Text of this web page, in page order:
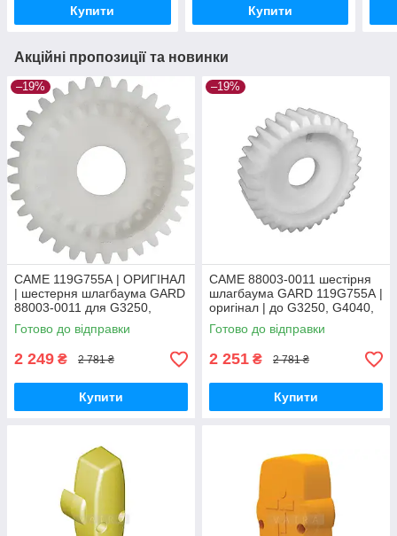
Купити Купити
Акційні пропозиції та новинки
–19%
CAME 119G755А | ОРИГІНАЛ
| шестерня шлагбаума GARD
88003-0011 для G3250,
G4040, G6500, G4000, G6000
Готово до відправки
2 249 ₴ 2 781 ₴
Купити
–19%
CAME 88003-0011 шестірня
шлагбаума GARD 119G755А |
оригінал | до G3250, G4040,
G6500, G4000, G6000
Готово до відправки
2 251 ₴ 2 781 ₴
Купити